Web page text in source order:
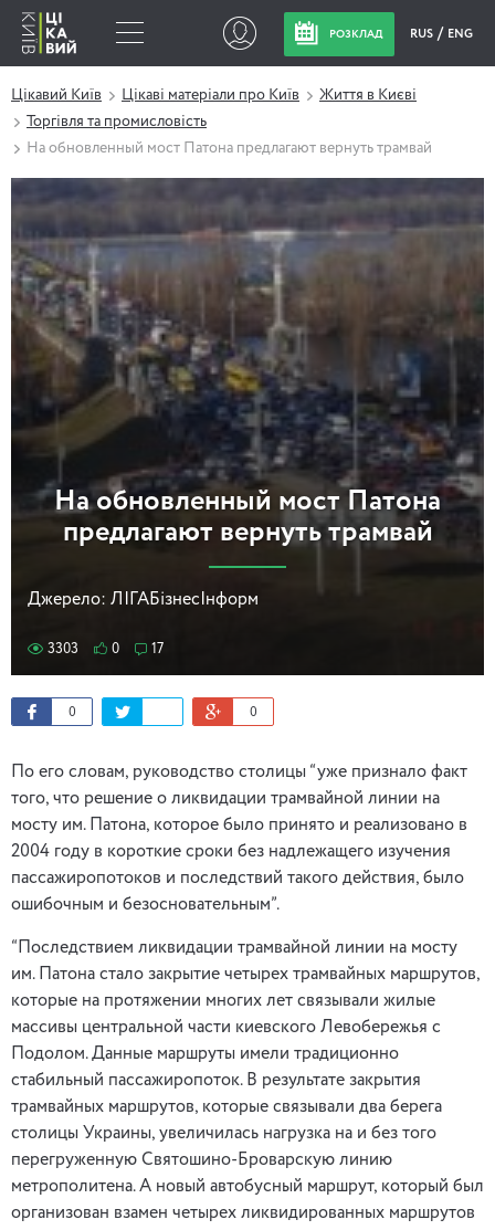
РОЗКЛАД RUS ENG
Цікавий Київ Цікаві матеріали про Київ
Життя в Києві
Торгівля та промисловість
На обновленный мост Патона предлагают вернуть трамвай
На обновленный мост Патона
предлагают вернуть трамвай
Джерело: ЛIГАБiзнесIнформ
3303 0 17
0 0
По его словам, руководство столицы “уже признало факт
того, что решение о ликвидации трамвайной линии на
мосту им. Патона, которое было принято и реализовано в
2004 году в короткие сроки без надлежащего изучения
пассажиропотоков и последствий такого действия, было
ошибочным и безосновательным”.
“Последствием ликвидации трамвайной линии на мосту
им. Патона стало закрытие четырех трамвайных маршрутов,
которые на протяжении многих лет связывали жилые
массивы центральной части киевского Левобережья с
Подолом. Данные маршруты имели традиционно
стабильный пассажиропоток. В результате закрытия
трамвайных маршрутов, которые связывали два берега
столицы Украины, увеличилась нагрузка на и без того
перегруженную Святошино-Броварскую линию
метрополитена. А новый автобусный маршрут, который был
организован взамен четырех ликвидированных маршрутов